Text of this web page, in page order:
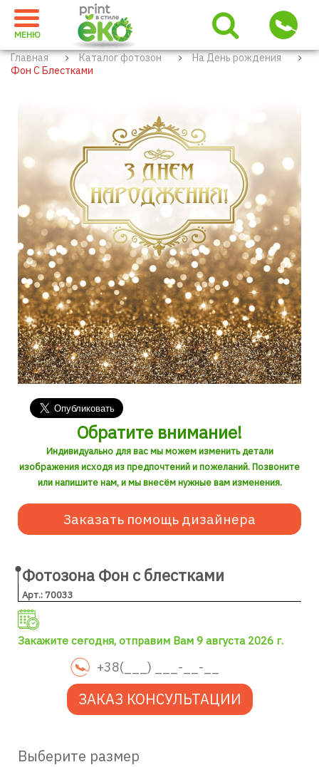
МЕНЮ
Главная Каталог фотозон
На День рождения
Фон С Блестками
Обратите внимание!
Индивидуально для вас мы можем изменить детали
изображения исходя из предпочтений и пожеланий. Позвоните
или напишите нам, и мы внесём нужные вам изменения.
Заказать помощь дизайнера
Фотозона Фон с блестками
Арт.: 70033
Закажите сегодня, отправим Вам 9 августа 2026 г.
ЗАКАЗ КОНСУЛЬТАЦИИ
Выберите размер